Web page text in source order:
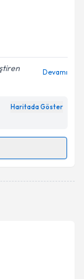
almanız
belirtilen
Devamı
Haritada Göster
için bir